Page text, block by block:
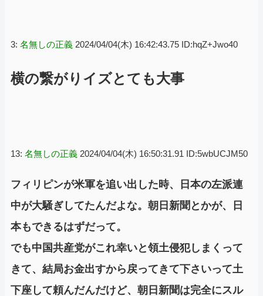
3: 名無しの正義 2024/04/04(木) 16:42:43.75 ID:hqZ+Jwo40
横の繋がりイズとても大事
13: 名無しの正義 2024/04/04(木) 16:50:31.91 ID:5wbUCJM50
フィリピンが米軍を追い出した時、日本の左派連
中が大騒ぎしてたんだよな。朝日新聞とかが、日
本もできるはずだって。
でも中国共産党がこれ幸いと領土侵犯しまくって
きて、結局お金出すから戻ってきて下さいって土
下座して頼んだんだけど、朝日新聞は完全にスル